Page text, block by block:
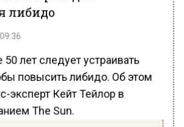
либидо
лет следует устраивать
повысить либидо. Об этом
эксперт Кейт Тейлор в
The Sun.